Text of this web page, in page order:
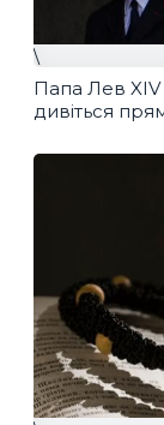
\
Папа Лев XIV
дивіться